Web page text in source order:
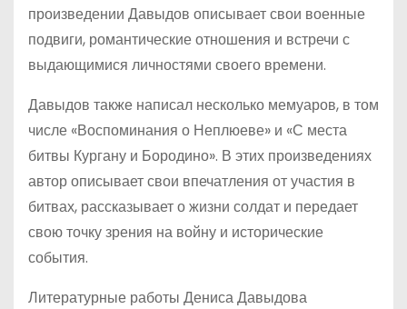
произведении Давыдов описывает свои военные
подвиги, романтические отношения и встречи с
выдающимися личностями своего времени.
Давыдов также написал несколько мемуаров, в том
числе «Воспоминания о Неплюеве» и «С места
битвы Кургану и Бородино». В этих произведениях
автор описывает свои впечатления от участия в
битвах, рассказывает о жизни солдат и передает
свою точку зрения на войну и исторические
события.
Литературные работы Дениса Давыдова